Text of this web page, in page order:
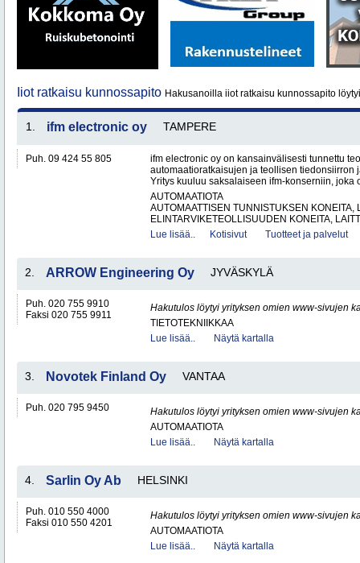
Iiot ratkaisu kunnossapito Hakusanoilla iiot ratkaisu kunnossapito
1. ifm electronic oy TAMPERE
Puh. 09 424 55 805
ifm electronic oy on kansainvälisesti tunnettu
automaatioratkaisujen ja teollisen tiedonsiirron
Yritys kuuluu saksalaiseen ifm-konserniin, joka
AUTOMAATIOTA
AUTOMAATTISEN TUNNISTUKSEN KONEITA,
ELINTARVIKETEOLLISUUDEN KONEITA,
Lue lisää..
Kotisivut Tuotteet ja palvelut
2. ARROW Engineering Oy JYVÄSKYLÄ
Puh. 020 755 9910
Faksi 020 755 9911
Hakutulos löytyi yrityksen omien www-sivujen
TIETOTEKNIIKKAA
Lue lisää..
Näytä kartalla
3. Novotek Finland Oy VANTAA
Puh. 020 795 9450
Hakutulos löytyi yrityksen omien www-sivujen
AUTOMAATIOTA
Lue lisää..
Näytä kartalla
4. Sarlin Oy Ab HELSINKI
Puh. 010 550 4000
Faksi 010 550 4201
Hakutulos löytyi yrityksen omien www-sivujen
AUTOMAATIOTA
Lue lisää..
Näytä kartalla